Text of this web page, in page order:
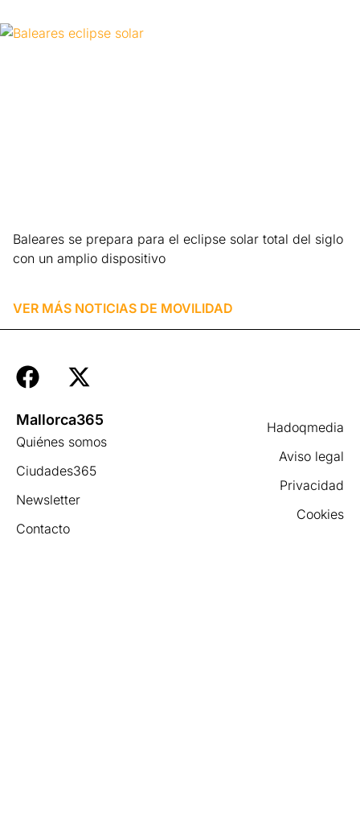
Baleares se prepara para el eclipse solar total del siglo
con un amplio dispositivo
VER MÁS NOTICIAS DE MOVILIDAD
Hadoqmedia
Aviso legal
Privacidad
Cookies
Mallorca365
Quiénes somos
Ciudades365
Newsletter
Contacto